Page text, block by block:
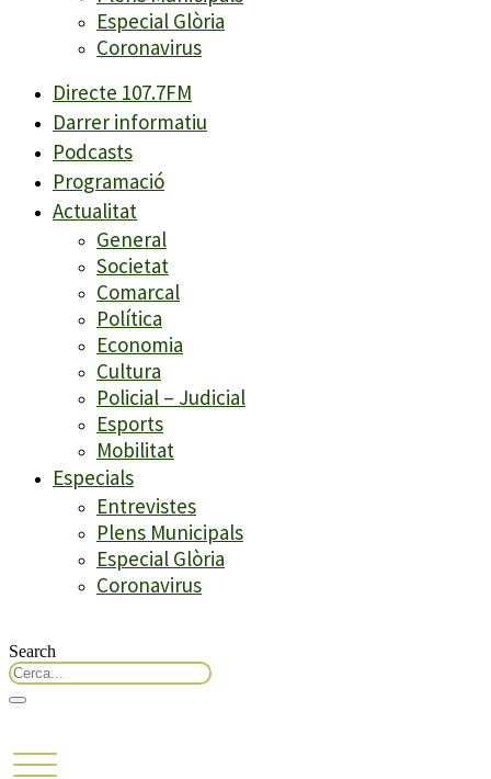
Especial Glòria
Coronavirus
Directe 107.7FM
Darrer informatiu
Podcasts
Programació
Actualitat
General
Societat
Comarcal
Política
Economia
Cultura
Policial – Judicial
Esports
Mobilitat
Especials
Entrevistes
Plens Municipals
Especial Glòria
Coronavirus
Search